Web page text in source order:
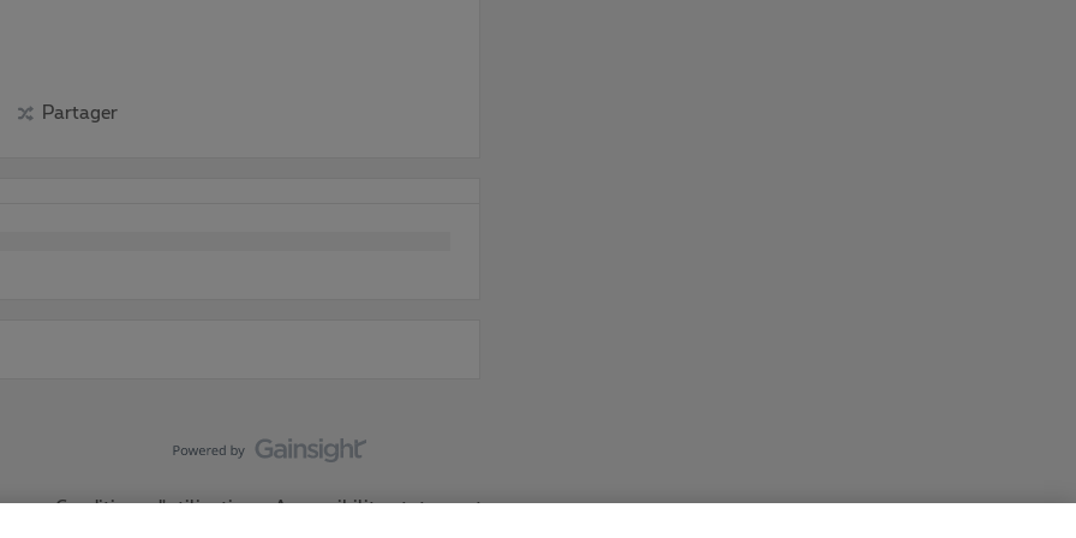
Partager
Conditions d'utilisation Accessibility statement